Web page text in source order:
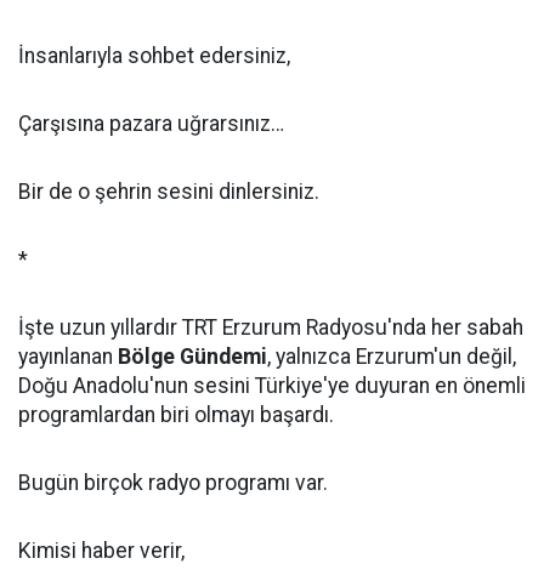
İnsanlarıyla sohbet edersiniz,
Çarşısına pazara uğrarsınız…
Bir de o şehrin sesini dinlersiniz.
*
İşte uzun yıllardır TRT Erzurum Radyosu'nda her sabah
yayınlanan Bölge Gündemi, yalnızca Erzurum'un değil,
Doğu Anadolu'nun sesini Türkiye'ye duyuran en önemli
programlardan biri olmayı başardı.
Bugün birçok radyo programı var.
Kimisi haber verir,